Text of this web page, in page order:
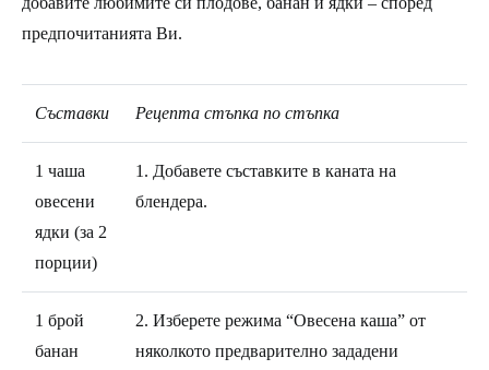
предпочитанията Ви.
Съставки Рецепта стъпка по стъпка
1 чаша
oвесени
ядки (за 2
порции)
1. Добавете съставките в каната на
блендера.
1 брой
банан
2. Изберете режима “Овесена каша” от
няколкото предварително зададени